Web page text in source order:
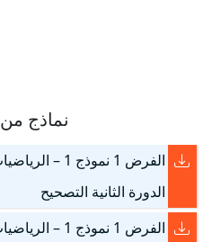
نماذج
الفرض 1
الدورة الثانية التصحيح
الفرض 1